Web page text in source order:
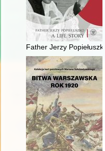
Father Jerzy